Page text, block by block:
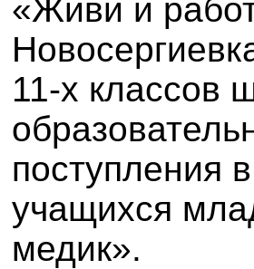
«Живи и
11-х классов
поступления
учащихся
медик».